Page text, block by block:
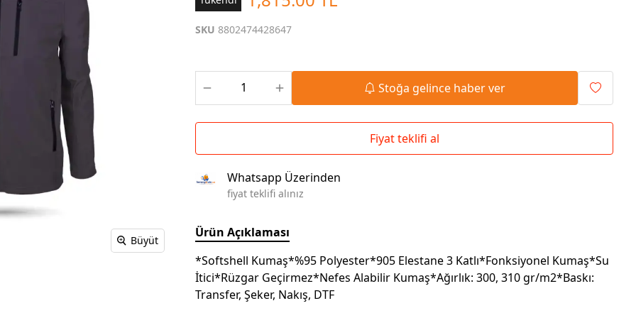
Çoklu Şarj Kabloları
Kablosuz Şarj
Powerbank Defter
Wireless Masa Lambası
Branda | Afiş | Poster
Baskılı Masa Örtüsü
Büyüt
SKU 8802474428647
Stoğa gelince haber ver
Fiyat teklifi al
Whatsapp Üzerinden
fiyat teklifi alınız
Ürün Açıklaması
*Softshell Kumaş*%95 Polyester*905 Elestane 3 Katlı*Fonksiyonel Kumaş*Su
İtici*Rüzgar Geçirmez*Nefes Alabilir Kumaş*Ağırlık: 300, 310 gr/m2*Baskı:
Transfer, Şeker, Nakış, DTF